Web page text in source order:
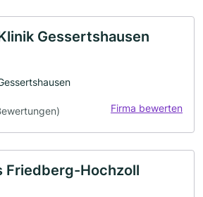
Gessertshausen
Firma bewerten
Friedberg-Hochzoll